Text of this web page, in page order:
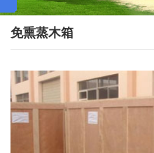
免熏蒸木箱